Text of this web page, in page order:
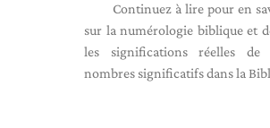
Continuez à lire pour en
sur la numérologie biblique et
les significations réelles de
nombres significatifs dans la